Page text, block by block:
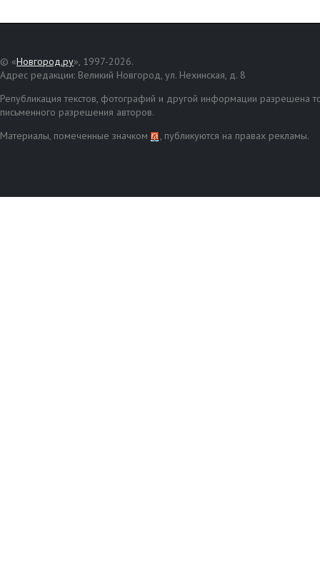
© «Новгород.ру», 1997-2026.
Адрес редакции: Великий Новгород, ул. Нехинская, д. 8
Републикация текстов, фотографий и другой информации разрешена
письменного разрешения авторов.
Материалы, помеченные значком
, публикуются на правах рекламы.